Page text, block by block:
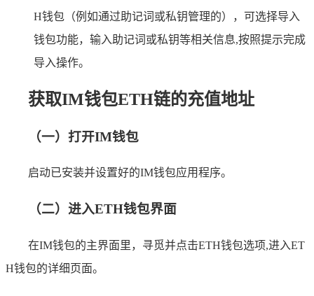
H钱包（例如通过助记词或私钥管理的），可选择导入
钱包功能，输入助记词或私钥等相关信息,按照提示完成
导入操作。
获取IM钱包ETH链的充值地址
（一）打开IM钱包
启动已安装并设置好的IM钱包应用程序。
（二）进入ETH钱包界面
在IM钱包的主界面里，寻觅并点击ETH钱包选项,进入ET
H钱包的详细页面。